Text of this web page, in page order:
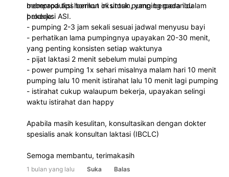
memproduksi hormon oksitosin, yang berperan dalam
produksi ASI.
beberapa tips berikut ini untuk pumping pada ibu
bekerja:
- pumping 2-3 jam sekali sesuai jadwal menyusu bayi
- perhatikan lama pumpingnya upayakan 20-30 menit,
yang penting konsisten setiap waktunya
- pijat laktasi 2 menit sebelum mulai pumping
- power pumping 1x sehari misalnya malam hari 10 menit
pumping lalu 10 menit istirahat lalu 10 menit lagi pumping
- istirahat cukup walaupum bekerja, upayakan selingi
waktu istirahat dan happy
Apabila masih kesulitan, konsultasikan dengan dokter
spesialis anak konsultan laktasi (IBCLC)
Semoga membantu, terimakasih
1 bulan yang lalu Suka Balas